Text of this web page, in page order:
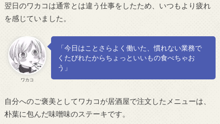
翌日のワカコは通常とは違う仕事をしたため、いつもより疲れ
を感じていました。
ワカコ
「今日はことさらよく働いた、慣れない業務で
くたびれたからちょっといいもの食べちゃお
う」
自分へのご褒美としてワカコが居酒屋で注文したメニューは、
朴葉に包んだ味噌味のステーキです。